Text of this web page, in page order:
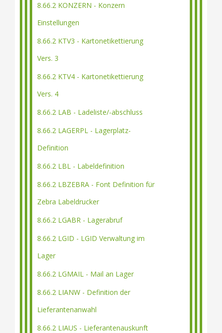
8.66.2 KONZERN - Konzern
Einstellungen
8.66.2 KTV3 - Kartonetikettierung
Vers. 3
8.66.2 KTV4 - Kartonetikettierung
Vers. 4
8.66.2 LAB - Ladeliste/-abschluss
8.66.2 LAGERPL - Lagerplatz-
Definition
8.66.2 LBL - Labeldefinition
8.66.2 LBZEBRA - Font Definition für
Zebra Labeldrucker
8.66.2 LGABR - Lagerabruf
8.66.2 LGID - LGID Verwaltung im
Lager
8.66.2 LGMAIL - Mail an Lager
8.66.2 LIANW - Definition der
Lieferantenanwahl
8.66.2 LIAUS - Lieferantenauskunft